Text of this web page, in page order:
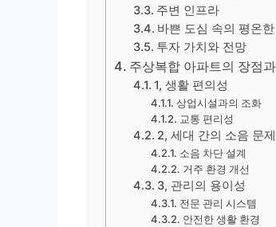
주변 인프라
바쁜 도심 속의 평온
투자 가치와 전망
주상복합 아파트의 장점
1, 생활 편의성
상업시설과의 조화
교통 편리성
2, 세대 간의 소음 문
소음 차단 설계
거주 환경 개선
3, 관리의 용이성
전문 관리 시스템
안전한 생활 환경